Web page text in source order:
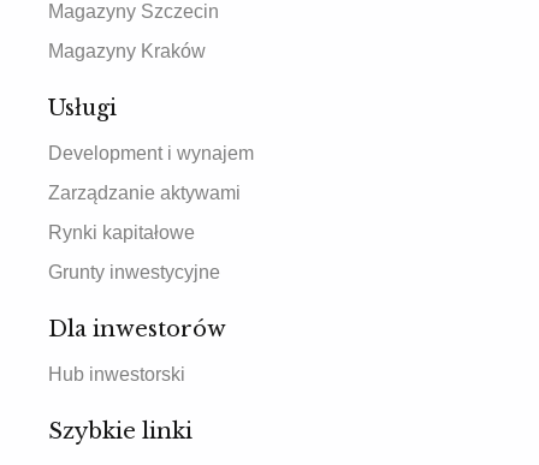
Magazyny Szczecin
Magazyny Kraków
Usługi
Development i wynajem
Zarządzanie aktywami
Rynki kapitałowe
Grunty inwestycyjne
Dla inwestorów
Hub inwestorski
Szybkie linki